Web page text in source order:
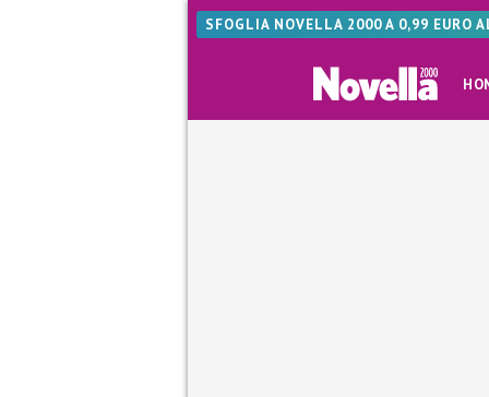
SFOGLIA NOVELLA 2000 A 0,99 EURO